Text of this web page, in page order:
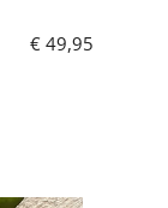
€ 49,95